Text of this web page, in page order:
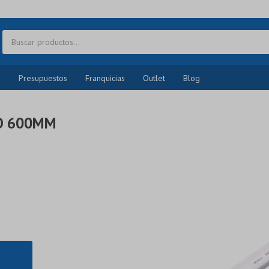
Presupuestos Franquicias Outlet Blog
600MM